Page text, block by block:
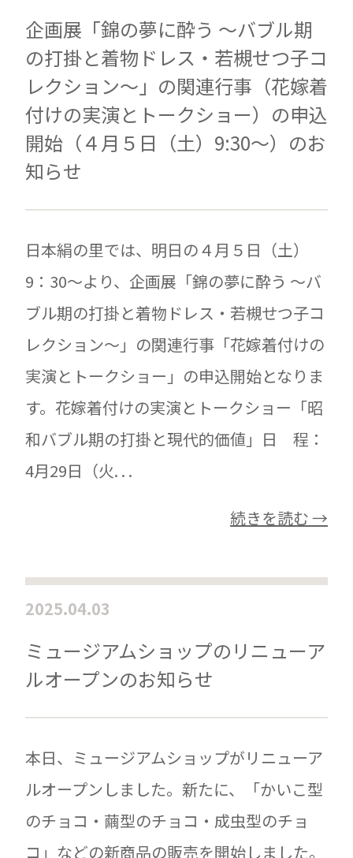
企画展「錦の夢に酔う ～バブル期
の打掛と着物ドレス・若槻せつ子コ
レクション～」の関連行事（花嫁着
付けの実演とトークショー）の申込
開始（４月５日（土）9:30～）のお
知らせ
日本絹の里では、明日の４月５日（土）
9：30～より、企画展「錦の夢に酔う ～バ
ブル期の打掛と着物ドレス・若槻せつ子コ
レクション～」の関連行事「花嫁着付けの
実演とトークショー」の申込開始となりま
す。花嫁着付けの実演とトークショー「昭
和バブル期の打掛と現代的価値」日 程：
4月29日（火. . .
続きを読む →
2025.04.03
ミュージアムショップのリニューア
ルオープンのお知らせ
本日、ミュージアムショップがリニューア
ルオープンしました。新たに、「かいこ型
のチョコ・繭型のチョコ・成虫型のチョ
コ」などの新商品の販売を開始しました。